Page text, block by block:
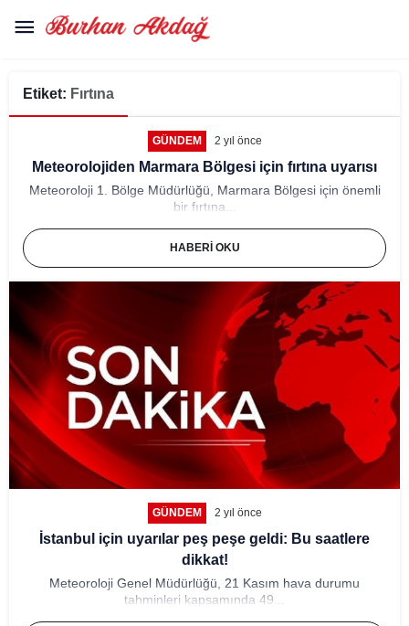
Etiket: Fırtına
GÜNDEM 2 yıl önce
Meteorolojiden Marmara Bölgesi için fırtına uyarısı
Meteoroloji 1. Bölge Müdürlüğü, Marmara Bölgesi için önemli
bir fırtına...
HABERI OKU
GÜNDEM 2 yıl önce
İstanbul için uyarılar peş peşe geldi: Bu saatlere
dikkat!
Meteoroloji Genel Müdürlüğü, 21 Kasım hava durumu
tahminleri kapsamında 49...